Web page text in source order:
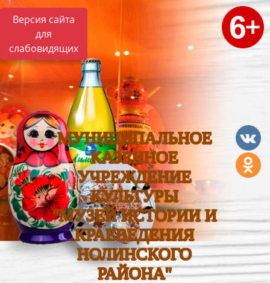
Версия сайта
для
слабовидящих
МУНИЦИПАЛЬНОЕ
КАЗЕННОЕ
УЧРЕЖДЕНИЕ
КУЛЬТУРЫ
"МУЗЕЙ ИСТОРИИ И
КРАЕВЕДЕНИЯ
НОЛИНСКОГО
РАЙОНА"